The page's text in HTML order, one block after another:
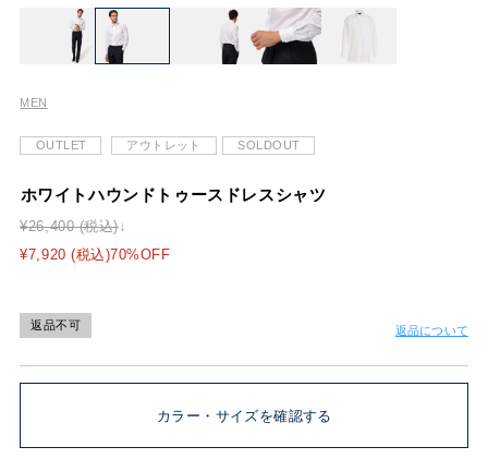
MEN
OUTLET アウトレット SOLDOUT
ホワイトハウンドトゥースドレスシャツ
¥26,400 (税込)
¥7,920 (税込)70%OFF
返品不可 返品について
カラー・サイズを確認する